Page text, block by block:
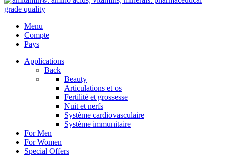
Menu
Compte
Pays
Applications
Back
Beauty
Articulations et os
Fertilité et grossesse
Nuit et nerfs
Système cardiovasculaire
Système immunitaire
For Men
For Women
Special Offers